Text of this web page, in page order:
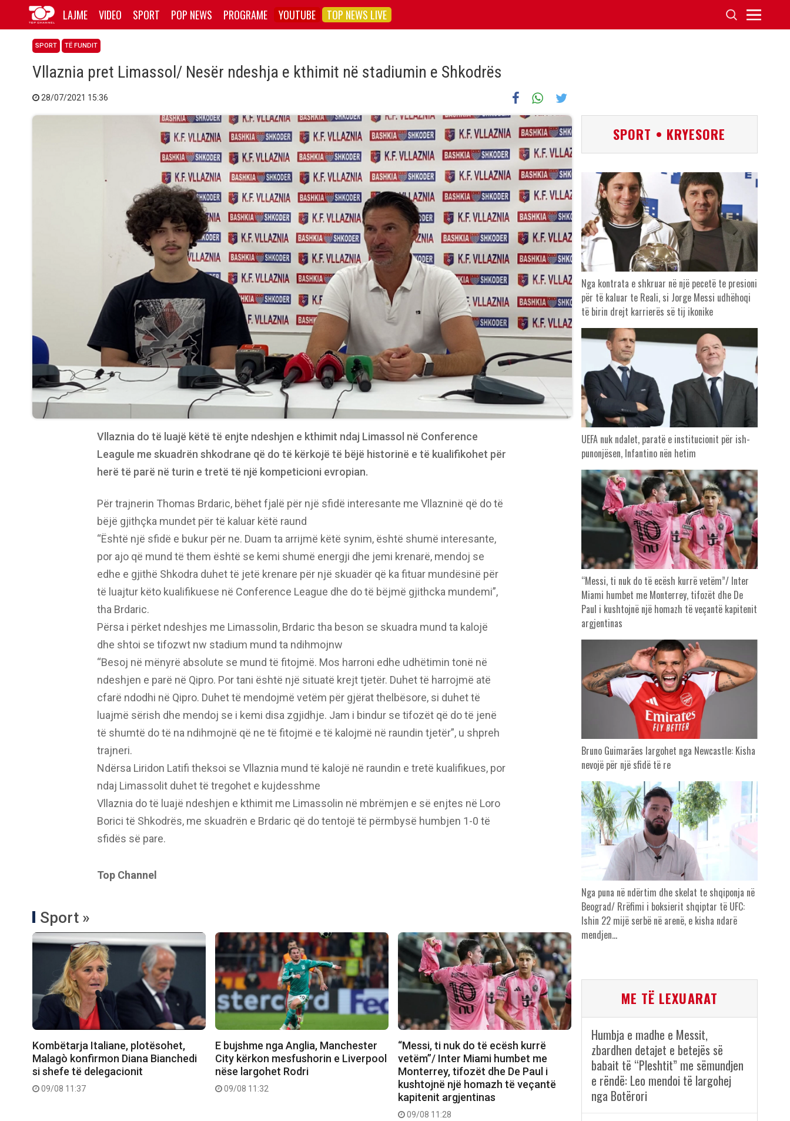
LAJME VIDEO SPORT POP NEWS PROGRAME YOUTUBE TOP NEWS LIVE
SPORT TË FUNDIT
Vllaznia pret Limassol/ Nesër ndeshja e kthimit në stadiumin e Shkodrës
28/07/2021 15:36
Vllaznia do të luajë këtë të enjte ndeshjen e kthimit ndaj Limassol në Conference
Leagule me skuadrën shkodrane që do të kërkojë të bëjë historinë e të kualifikohet për
herë të parë në turin e tretë të një kompeticioni evropian.
Për trajnerin Thomas Brdaric, bëhet fjalë për një sfidë interesante me Vllazninë që do të
bëjë gjithçka mundet për të kaluar këtë raund
“Është një sfidë e bukur për ne. Duam ta arrijmë këtë synim, është shumë interesante,
por ajo që mund të them është se kemi shumë energji dhe jemi krenarë, mendoj se
edhe e gjithë Shkodra duhet të jetë krenare për një skuadër që ka fituar mundësinë për
të luajtur këto kualifikuese në Conference League dhe do të bëjmë gjithcka mundemi”,
tha Brdaric.
Përsa i përket ndeshjes me Limassolin, Brdaric tha beson se skuadra mund ta kalojë
dhe shtoi se tifozwt nw stadium mund ta ndihmojnw
“Besoj në mënyrë absolute se mund të fitojmë. Mos harroni edhe udhëtimin tonë në
ndeshjen e parë në Qipro. Por tani është një situatë krejt tjetër. Duhet të harrojmë atë
cfarë ndodhi në Qipro. Duhet të mendojmë vetëm për gjërat thelbësore, si duhet të
luajmë sërish dhe mendoj se i kemi disa zgjidhje. Jam i bindur se tifozët që do të jenë
të shumtë do të na ndihmojnë që ne të fitojmë e të kalojmë në raundin tjetër”, u shpreh
trajneri.
Ndërsa Liridon Latifi theksoi se Vllaznia mund të kalojë në raundin e tretë kualifikues, por
ndaj Limassolit duhet të tregohet e kujdesshme
Vllaznia do të luajë ndeshjen e kthimit me Limassolin në mbrëmjen e së enjtes në Loro
Borici të Shkodrës, me skuadrën e Brdaric që do tentojë të përmbysë humbjen 1-0 të
sfidës së pare.
Top Channel
Sport »
Kombëtarja Italiane, plotësohet,
Malagò konfirmon Diana Bianchedi
si shefe të delegacionit
09/08 11:37
E bujshme nga Anglia, Manchester
City kërkon mesfushorin e Liverpool
nëse largohet Rodri
09/08 11:32
“Messi, ti nuk do të ecësh kurrë
vetëm”/ Inter Miami humbet me
Monterrey, tifozët dhe De Paul i
kushtojnë një homazh të veçantë
kapitenit argjentinas
09/08 11:28
SPORT • KRYESORE
Nga kontrata e shkruar në një pecetë te presioni
për të kaluar te Reali, si Jorge Messi udhëhoqi
të birin drejt karrierës së tij ikonike
UEFA nuk ndalet, paratë e institucionit për ish-
punonjësen, Infantino nën hetim
“Messi, ti nuk do të ecësh kurrë vetëm”/ Inter
Miami humbet me Monterrey, tifozët dhe De
Paul i kushtojnë një homazh të veçantë kapitenit
argjentinas
Bruno Guimarães largohet nga Newcastle: Kisha
nevojë për një sfidë të re
Nga puna në ndërtim dhe skelat te shqiponja në
Beograd/ Rrëfimi i boksierit shqiptar të UFC:
Ishin 22 mijë serbë në arenë, e kisha ndarë
mendjen…
ME TË LEXUARAT
Humbja e madhe e Messit,
zbardhen detajet e betejës së
babait të “Pleshtit” me sëmundjen
e rëndë: Leo mendoi të largohej
nga Botërori